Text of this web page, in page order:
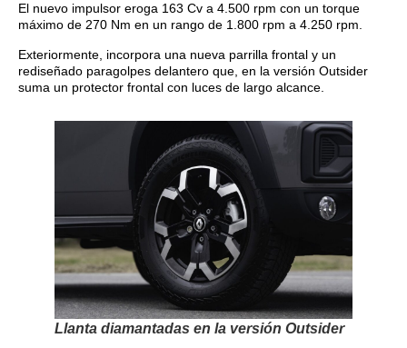
El nuevo impulsor eroga 163 Cv a 4.500 rpm con un torque
máximo de 270 Nm en un rango de 1.800 rpm a 4.250 rpm.
Exteriormente, incorpora una nueva parrilla frontal y un
rediseñado paragolpes delantero que, en la versión Outsider
suma un protector frontal con luces de largo alcance.
Llanta diamantadas en la versión Outsider